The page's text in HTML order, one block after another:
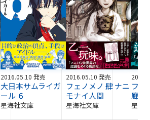
2016.05.10 発売
大日本サムライガ
ール ６
星海社文庫
2016.05.10 発売
フェノメノ 肆 ナニ
モナイ人間
星海社文庫
フェ
廊事
星海